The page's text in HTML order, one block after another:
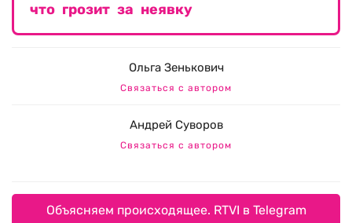
что грозит за неявку
Ольга Зенькович
Связаться с автором
Андрей Суворов
Связаться с автором
Объясняем происходящее. RTVI в Telegram